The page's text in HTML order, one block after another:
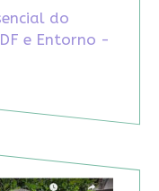
do
e Entorno -